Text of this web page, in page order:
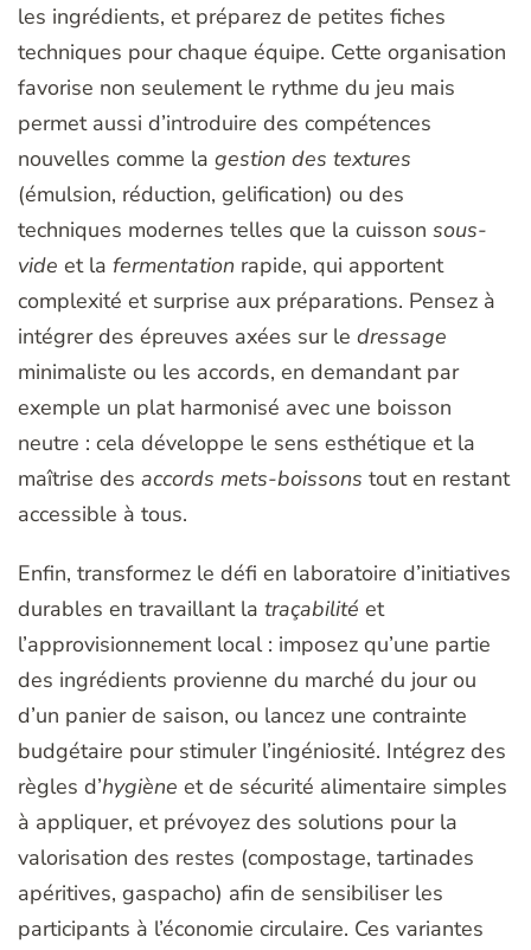
les ingrédients, et préparez de petites fiches
techniques pour chaque équipe. Cette organisation
favorise non seulement le rythme du jeu mais
permet aussi d’introduire des compétences
nouvelles comme la gestion des textures
(émulsion, réduction, gelification) ou des
techniques modernes telles que la cuisson sous-
vide et la fermentation rapide, qui apportent
complexité et surprise aux préparations. Pensez à
intégrer des épreuves axées sur le dressage
minimaliste ou les accords, en demandant par
exemple un plat harmonisé avec une boisson
neutre : cela développe le sens esthétique et la
maîtrise des accords mets-boissons tout en restant
accessible à tous.
Enfin, transformez le défi en laboratoire d’initiatives
durables en travaillant la traçabilité et
l’approvisionnement local : imposez qu’une partie
des ingrédients provienne du marché du jour ou
d’un panier de saison, ou lancez une contrainte
budgétaire pour stimuler l’ingéniosité. Intégrez des
règles d’hygiène et de sécurité alimentaire simples
à appliquer, et prévoyez des solutions pour la
valorisation des restes (compostage, tartinades
apéritives, gaspacho) afin de sensibiliser les
participants à l’économie circulaire. Ces variantes